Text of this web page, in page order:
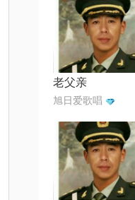
老父亲
旭日爱歌唱